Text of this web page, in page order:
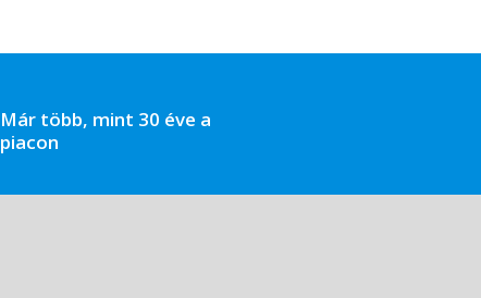
Már több, mint 30 éve a
piacon